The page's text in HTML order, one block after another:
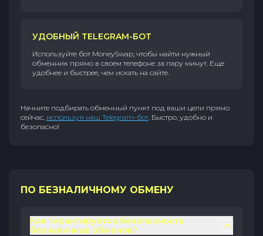
УДОБНЫЙ TELEGRAM-БОТ
Используйте бот MoneySwap, чтобы найти нужный
обменник прямо в своем телефоне за пару минут. Еще
удобнее и быстрее, чем искать на сайте.
Начните подбирать обменный пункт под ваши цели прямо
сейчас, используя наш Telegram-бот. Быстро, удобно и
безопасно!
ПО БЕЗНАЛИЧНОМУ ОБМЕНУ
Как гарантируется безопасность
безналичных обменов?